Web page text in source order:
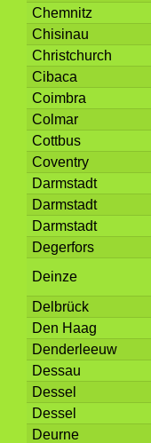
Chemnitz
Chisinau
Christchurch
Cibaca
Coimbra
Colmar
Cottbus
Coventry
Darmstadt
Darmstadt
Darmstadt
Degerfors
Deinze
Delbrück
Den Haag
Denderleeuw
Dessau
Dessel
Dessel
Deurne